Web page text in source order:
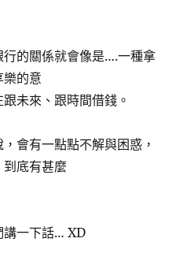
的關係就會像是….一種拿
樂的意
未來、跟時間借錢。
會有一點點不解與困惑，
底有甚麼
講一下話… XD